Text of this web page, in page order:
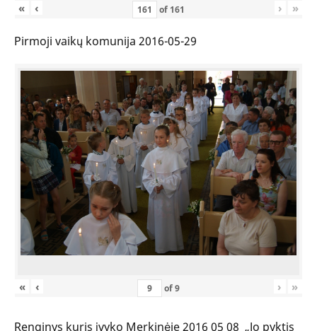
« ‹ of 161 › »
Pirmoji vaikų komunija 2016-05-29
« ‹ of9 › »
Renginys kuris įvyko Merkinėje 2016 05 08 „Jo pyktis